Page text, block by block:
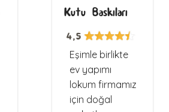
Kutu Baskıları
4,5
Eşimle birlikte
ev yapımı
lokum firmamız
için doğal